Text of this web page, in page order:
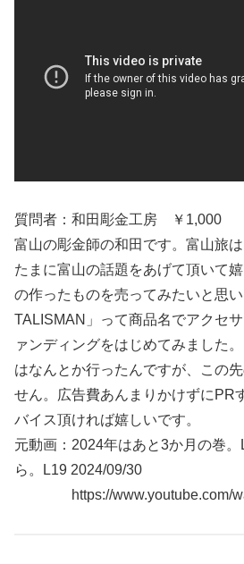
質問者：和田彫金工房 ￥1,000
富山の彫金師の和田です。富山旅
たまに富山の話題をあげて頂いて
の作ったものを売ってみたいと思い
TALISMAN」って商品名でアクセ
ァンディングをはじめてみました
はなんとか行ったんですが、この
せん。広告費あんまりかけずにPR
バイス頂ければ嬉しいです。
元動画：2024年はあと3か月の巻
ら。L19 2024/09/30
https://www.youtube.com/